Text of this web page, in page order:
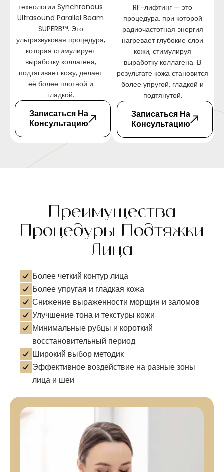
технологии Synchronous
Ultrasound Parallel Beam
SUPERB™. Это
ультразвуковая процедура,
которая стимулирует
выработку коллагена,
подтягивает кожу, делает
её более плотной и
гладкой.
Записаться На
Консультацию
RF-лифтинг — это
процедура, при которой
радиочастотная энергия
нагревает глубокие слои
кожи, стимулируя
выработку коллагена. В
результате кожа становится
более упругой, гладкой и
подтянутой.
Записаться На
Консультацию
Преимущества
Процедуры Подтяжки
Лица
Более четкий контур лица
Более упругая и гладкая кожа
Снижение выраженности морщин и заломов
Улучшение тона и текстуры кожи
Минимальные рубцы и короткий
восстановительный период
Широкий выбор методик
Эффективное воздействие на разные зоны
лица и шеи